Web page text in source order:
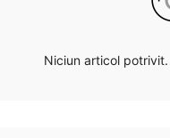
Niciun articol